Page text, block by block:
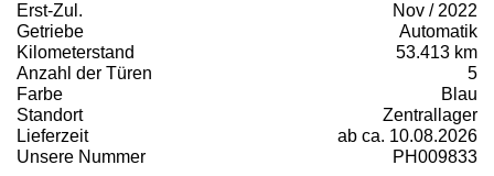
Erst-Zul.
Nov / 2022
Getriebe
Automatik
Kilometerstand
53.413 km
Anzahl der Türen
5
Farbe
Blau
Standort
Zentrallager
Lieferzeit
ab ca. 10.08.2026
Unsere Nummer
PH009833